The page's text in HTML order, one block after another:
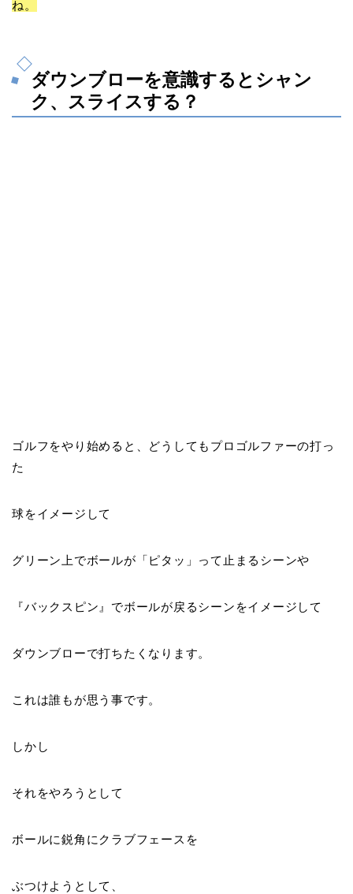
ね。
ダウンブローを意識するとシャン
ク、スライスする？
ゴルフをやり始めると、どうしてもプロゴルファーの打っ
た
球をイメージして
グリーン上でボールが「ピタッ 」って止まるシーンや
『バックスピン 』でボールが戻るシーンをイメージして
ダウンブローで打ちたくなります。
これは誰もが思う事です。
しかし
それをやろうとして
ボールに鋭角にクラブフェースを
ぶつけようとして